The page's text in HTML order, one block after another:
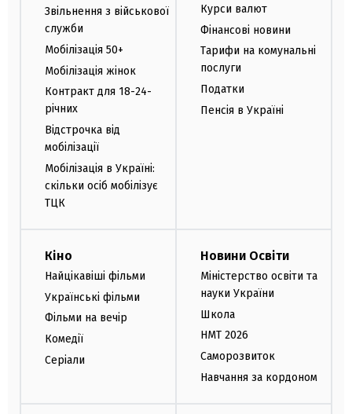
Звільнення з військової
служби
Мобілізація 50+
Мобілізація жінок
Контракт для 18-24-
річних
Відстрочка від
мобілізації
Мобілізація в Україні:
скільки осіб мобілізує
ТЦК
Курси валют
Фінансові новини
Тарифи на комунальні
послуги
Податки
Пенсія в Україні
Кіно
Найцікавіші фільми
Українські фільми
Фільми на вечір
Комедії
Серіали
Новини Освіти
Міністерство освіти та
науки України
Школа
НМТ 2026
Саморозвиток
Навчання за кордоном